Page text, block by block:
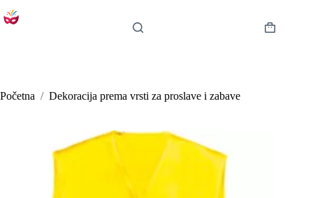
na
Košarica
Početna / Dekoracija prema vrsti za proslave i zabave